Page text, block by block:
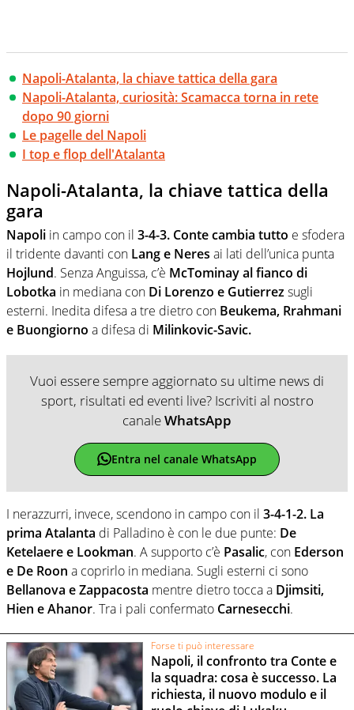
Napoli-Atalanta, la chiave tattica della gara
Napoli-Atalanta, curiosità: Scamacca torna in rete
dopo 90 giorni
Le pagelle del Napoli
I top e flop dell'Atalanta
Napoli-Atalanta, la chiave tattica della
gara
Napoli in campo con il 3-4-3. Conte cambia tutto e sfodera
il tridente davanti con Lang e Neres ai lati dell’unica punta
Hojlund. Senza Anguissa, c’è McTominay al fianco di
Lobotka in mediana con Di Lorenzo e Gutierrezsugli
esterni. Inedita difesa a tre dietro con Beukema, Rrahmani
e Buongiorno a difesa di Milinkovic-Savic.
Vuoi essere sempre aggiornato su ultime news di
sport, risultati ed eventi live? Iscriviti al nostro
canaleWhatsApp
Entra nel canale WhatsApp
I nerazzurri, invece, scendono in campo con il 3-4-1-2. La
prima Atalanta di Palladino è con le due punte: De
Ketelaere e Lookman. A supporto c’è Pasalic, con Ederson
e De Roon a coprirlo in mediana. Sugli esterni ci sono
Bellanova e Zappacosta mentre dietro tocca a Djimsiti,
Hien e Ahanor. Tra i pali confermato Carnesecchi.
Forse ti può interessare
Napoli, il confronto tra Conte e
la squadra: cosa è successo. La
richiesta, il nuovo modulo e il